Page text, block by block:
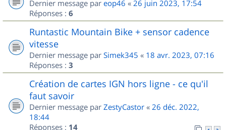
Dernier message par eop46 « 26 juin 2023, 17:54
Réponses : 6
Runtastic Mountain Bike + sensor cadence
vitesse
Dernier message par Simek345 « 18 avr. 2023, 07:16
Réponses : 3
Création de cartes IGN hors ligne - ce qu'il
faut savoir
Dernier message par ZestyCastor « 26 déc. 2022,
18:44
Réponses : 14